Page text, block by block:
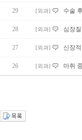
29 [외과] 수술
28 [외과] 심장
27 [외과] 신장
26 [외과] 마취